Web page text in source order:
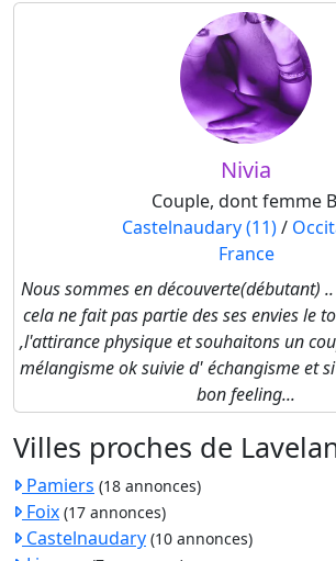
Nivia
Couple, dont femme
Castelnaudary (11)/
France
Nous sommes en découverte(débutant)
cela ne fait pas partie des ses envies le
,l'attirance physique et souhaitons un
mélangisme ok suivie d' échangisme et
bon feeling...
Villes proches de
Pamiers (18 annonces)
Foix (17 annonces)
Castelnaudary (10 annonces)